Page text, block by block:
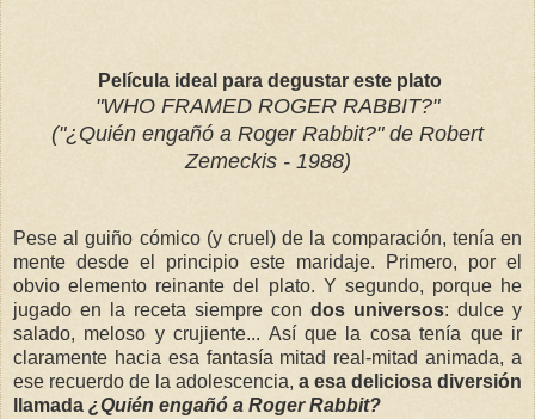
Película ideal para degustar este plato
"WHO FRAMED ROGER RABBIT?"
("¿Quién engañó a Roger Rabbit?" de Robert
Zemeckis - 1988)
Pese al guiño cómico (y cruel) de la comparación, tenía en
mente desde el principio este maridaje. Primero, por el
obvio elemento reinante del plato. Y segundo, porque he
jugado en la receta siempre con dos universos: dulce y
salado, meloso y crujiente... Así que la cosa tenía que ir
claramente hacia esa fantasía mitad real-mitad animada, a
ese recuerdo de la adolescencia, a esa deliciosa diversión
llamada ¿Quién engañó a Roger Rabbit?